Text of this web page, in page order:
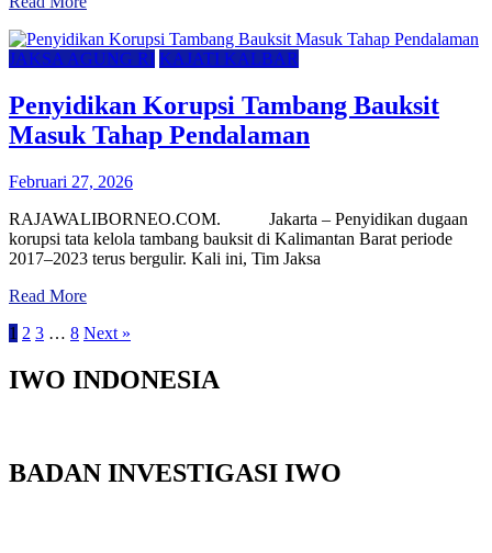
JAKSA AGUNG RI KAJATI KALBAR
Penyidikan Korupsi Tambang Bauksit
Masuk Tahap Pendalaman
Februari 27, 2026
RAJAWALIBORNEO.COM. Jakarta – Penyidikan dugaan
korupsi tata kelola tambang bauksit di Kalimantan Barat periode
2017–2023 terus bergulir. Kali ini, Tim Jaksa
Read More
1 2 3 … 8 Next »
IWO INDONESIA
BADAN INVESTIGASI IWO